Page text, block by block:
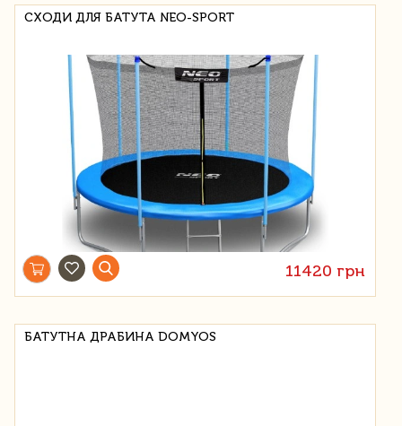
СХОДИ ДЛЯ БАТУТА NEO-SPORT
11420 грн
БАТУТНА ДРАБИНА DOMYOS